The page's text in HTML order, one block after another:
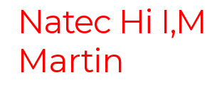
Natec Hi I,M
Martin